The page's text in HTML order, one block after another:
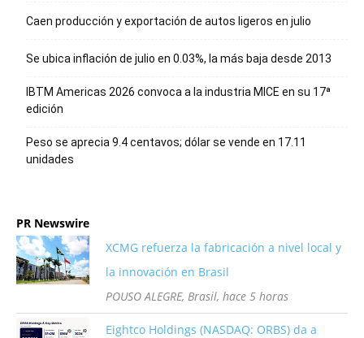
Caen producción y exportación de autos ligeros en julio
Se ubica inflación de julio en 0.03%, la más baja desde 2013
IBTM Americas 2026 convoca a la industria MICE en su 17ª
edición
Peso se aprecia 9.4 centavos; dólar se vende en 17.11
unidades
PR Newswire
XCMG refuerza la fabricación a nivel local y
la innovación en Brasil
POUSO ALEGRE, Brasil, hace 5 horas
Eightco Holdings (NASDAQ: ORBS) da a